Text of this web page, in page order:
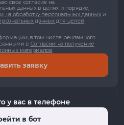
свое согласие на:
данных в целях и порядке,
на обработку персональных данныхи
данных для целей
в том числе рекламного
в Согласии на получение
материалов
заявку
у вас в телефоне
в бот